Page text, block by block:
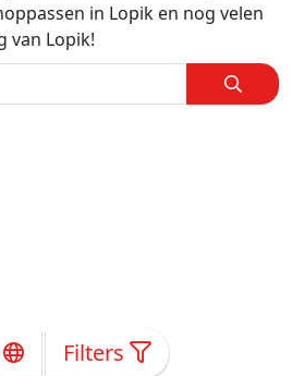
in Lopik en nog velen
van Lopik!
Filters